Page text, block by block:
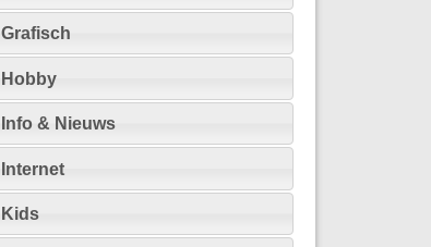
Grafisch
Hobby
Info & Nieuws
Internet
Kids